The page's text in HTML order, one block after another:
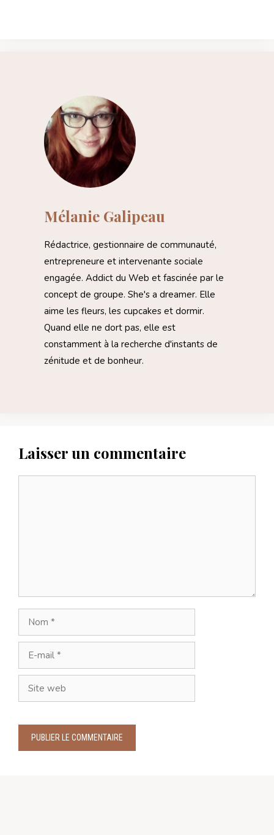
Mélanie Galipeau
Rédactrice, gestionnaire de communauté,
entrepreneure et intervenante sociale
engagée. Addict du Web et fascinée par le
concept de groupe. She's a dreamer. Elle
aime les fleurs, les cupcakes et dormir.
Quand elle ne dort pas, elle est
constamment à la recherche d'instants de
zénitude et de bonheur.
Laisser un commentaire
Nom
mail
Site
web